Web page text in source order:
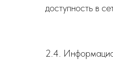
доступность в
2.4.